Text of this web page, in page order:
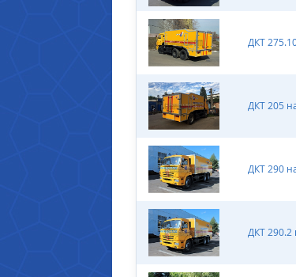
ДКТ
ДКТ 205
ДКТ 290
ДКТ